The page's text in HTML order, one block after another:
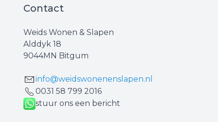
Contact
Weids Wonen & Slapen
Alddyk 18
9044MN Bitgum
info@weidswonenenslapen.nl
0031 ‪58 799 2016‬
stuur ons een bericht